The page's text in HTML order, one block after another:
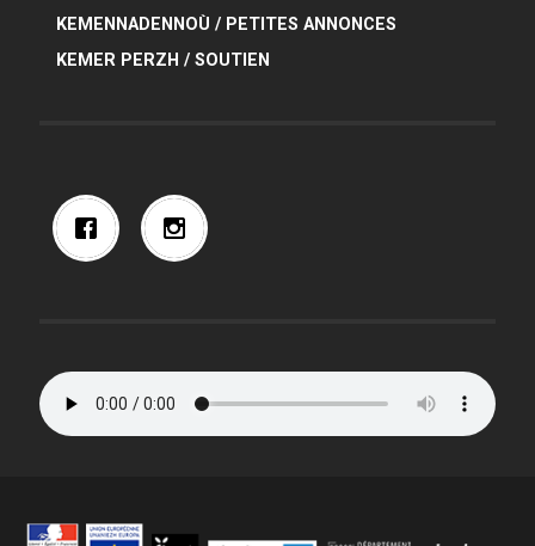
KEMENNADENNOÙ / PETITES ANNONCES
KEMER PERZH / SOUTIEN